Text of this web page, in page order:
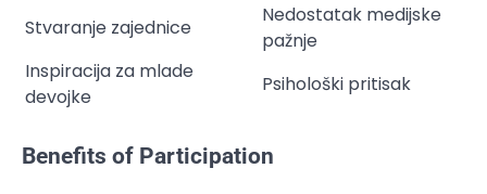
Stvaranje zajednice
Nedostatak medijske
pažnje
Inspiracija za mlade
devojke
Psihološki pritisak
Benefits of Participation